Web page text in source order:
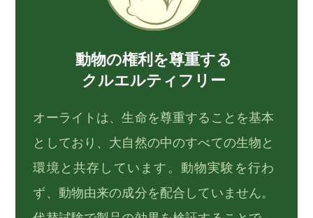
動物の権利を尊重する
クルエルティフリー
オーライトは、生命を尊重することを基本
としており、大自然の中のすべての生物と
環境と共存しています。動物実験を行わ
ず、動物由来の成分を配合していません。